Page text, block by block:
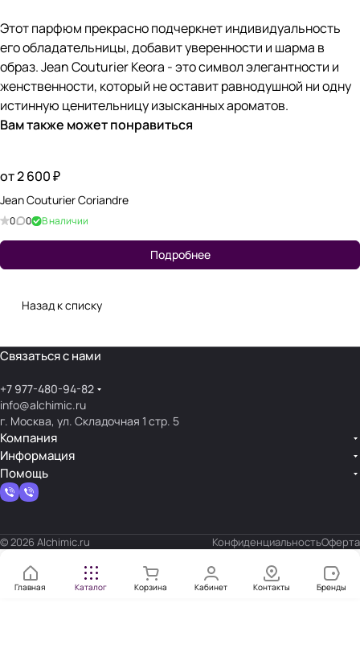
Этот парфюм прекрасно подчеркнет индивидуальность
его обладательницы, добавит уверенности и шарма в
образ. Jean Couturier Keora - это символ элегантности и
женственности, который не оставит равнодушной ни одну
истинную ценительницу изысканных ароматов.
Вам также может понравиться
от 2 600 ₽
Jean Couturier Coriandre
0 0 В наличии
Подробнее
Назад к списку
Связаться с нами
+7 977-480-94-82
info@alchimic.ru
г. Москва, ул. Складочная 1 стр. 5
Компания
Информация
Помощь
© 2026 Alchimic.ru КонфиденциальностьОферта
Главная Каталог Корзина Кабинет Контакты Бренды